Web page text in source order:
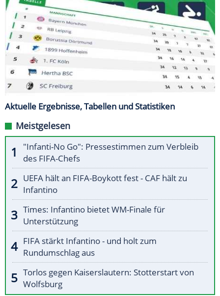
Aktuelle Ergebnisse, Tabellen und Statistiken
Meistgelesen
"Infanti-No Go": Pressestimmen zum Verbleib
des FIFA-Chefs
UEFA hält an FIFA-Boykott fest - CAF hält zu
Infantino
Times: Infantino bietet WM-Finale für
Unterstützung
FIFA stärkt Infantino - und holt zum
Rundumschlag aus
Torlos gegen Kaiserslautern: Stotterstart von
Wolfsburg